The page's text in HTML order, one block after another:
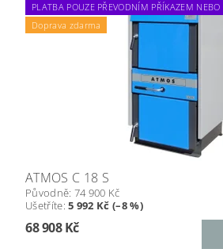
PLATBA POUZE PŘEVODNÍM PŘÍKAZEM
Doprava zdarma
ATMOS C 18 S
Původně: 74 900 Kč
Ušetříte:5 992 Kč (–8 %)
68 908 Kč